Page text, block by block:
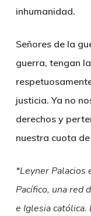
inhumanidad.
Señores de la
guerra, tengan
justicia. Ya no
derechos y
nuestra cuota
*Leyner Palacios
Pacífico, una red
e Iglesia católica.